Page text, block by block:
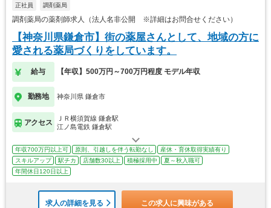
正社員 調剤薬局
調剤薬局の薬剤師求人（法人名非公開 ※詳細はお問合せください）
【神奈川県鎌倉市】街の薬屋さんとして、地域の方に
愛される薬局づくりをしています。
給与 【年収】500万円～700万円程度 モデル年収
勤務地 神奈川県 鎌倉市
アクセス
ＪＲ横須賀線 鎌倉駅
江ノ島電鉄 鎌倉駅
年収700万円以上可 原則、引越しを伴う転勤なし
産休・育休取得実績有り
スキルアップ
駅チカ 店舗数30以上 積極採用中
夏～秋入職可
年間休日120日以上
求人の詳細を見る この求人に興味がある